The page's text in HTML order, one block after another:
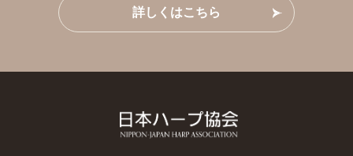
詳しくはこちら